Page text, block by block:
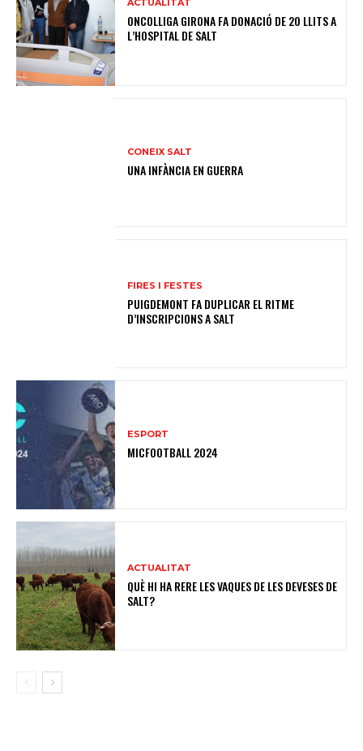
ACTUALITAT
ONCOLLIGA GIRONA FA DONACIÓ DE 20 LLITS A
L’HOSPITAL DE SALT
CONEIX SALT
UNA INFÀNCIA EN GUERRA
FIRES I FESTES
PUIGDEMONT FA DUPLICAR EL RITME
D’INSCRIPCIONS A SALT
ESPORT
MICFOOTBALL 2024
ACTUALITAT
QUÈ HI HA RERE LES VAQUES DE LES DEVESES DE
SALT?